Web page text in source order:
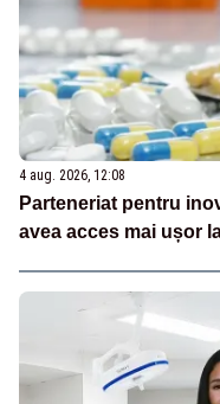
4 aug. 2026, 12:08
Parteneriat pentru
avea acces mai ușor